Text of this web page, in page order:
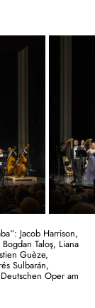
Jacob Harrison,
Taloş, Liana
Guèze,
Sulbarán,
Oper am